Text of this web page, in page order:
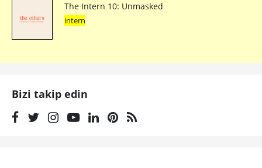
The Intern 10: Unmasked
intern
Bizi takip edin